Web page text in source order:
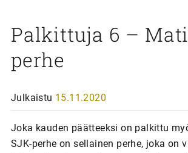
Palkittuja 6 –
perhe
Julkaistu 15.11.2020
Joka kauden päätteeksi on palkittu
SJK-perhe on sellainen perhe, joka on